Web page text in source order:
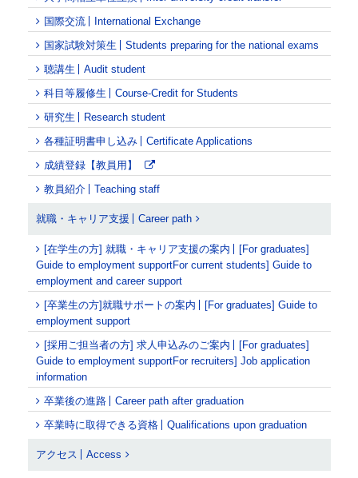
国際交流
International Exchange
国家試験対策生
Students preparing for the national exams
聴講生
Audit student
科目等履修生
Course-Credit for Students
研究生
Research student
各種証明書申し込み
Certificate Applications
成績登録【教員用】
教員紹介
Teaching staff
就職・キャリア支援 Career path
[在学生の方] 就職・キャリア支援の案内
[For graduates]
Guide to employment supportFor current students] Guide to
employment and career support
[卒業生の方]就職サポートの案内
[For graduates] Guide to
employment support
[採用ご担当者の方] 求人申込みのご案内
[For graduates]
Guide to employment supportFor recruiters] Job application
information
卒業後の進路
Career path after graduation
卒業時に取得できる資格
Qualifications upon graduation
アクセス Access